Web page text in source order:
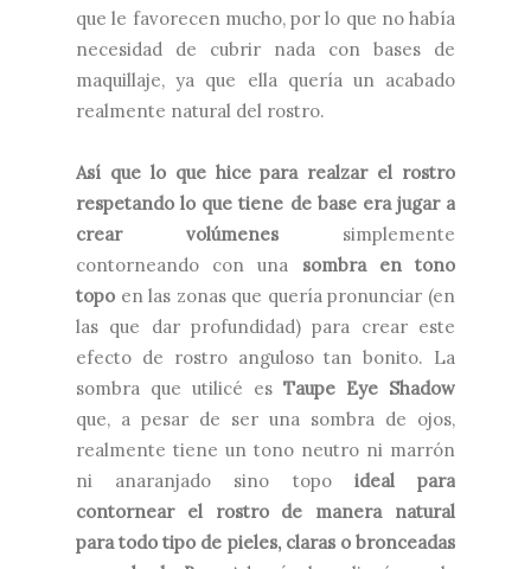
que le favorecen mucho, por lo que no había
necesidad de cubrir nada con bases de
maquillaje, ya que ella quería un acabado
realmente natural del rostro.
Así que lo que hice para realzar el rostro
respetando lo que tiene de base era jugar a
crear volúmenes simplemente
contorneando con una sombra en tono
topo en las zonas que quería pronunciar (en
las que dar profundidad) para crear este
efecto de rostro anguloso tan bonito. La
sombra que utilicé es Taupe Eye Shadow
que, a pesar de ser una sombra de ojos,
realmente tiene un tono neutro ni marrón
ni anaranjado sino topo ideal para
contornear el rostro de manera natural
para todo tipo de pieles, claras o bronceadas